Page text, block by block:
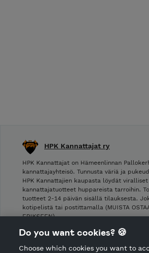
HPK Kannattajat ry
HPK Kannattajat on Hämeenlinnan
kannattajayhteisö. Tunnusta väriä ja
HPK Kannattajien kaupasta löydät viralliset
kannattajatuotteet huppareista tarroihin.
tuotteet 2-14 päivän sisällä tilauksesta.
kotipelistä tai postittamalla (MUISTA
ERIKSEEN).
Shop Terms and Conditions
Do you want cookies? 🍪
Choose which cookies you want to